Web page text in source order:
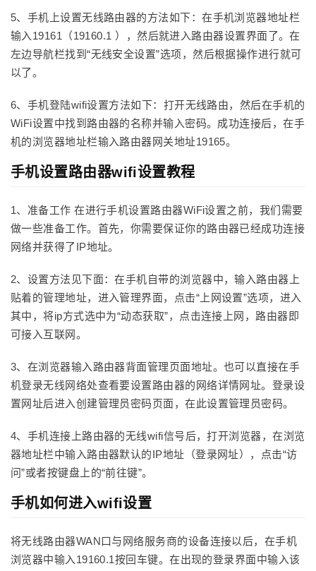
5、手机上设置无线路由器的方法如下：在手机浏览器地址栏
输入19161（19160.1 ），然后就进入路由器设置界面了。在
左边导航栏找到“无线安全设置”选项，然后根据操作进行就可
以了。
6、手机登陆wifi设置方法如下：打开无线路由，然后在手机的
WiFi设置中找到路由器的名称并输入密码。成功连接后，在手
机的浏览器地址栏输入路由器网关地址19165。
手机设置路由器wifi设置教程
1、准备工作 在进行手机设置路由器WiFi设置之前，我们需要
做一些准备工作。首先，你需要保证你的路由器已经成功连接
网络并获得了IP地址。
2、设置方法见下面：在手机自带的浏览器中，输入路由器上
贴着的管理地址，进入管理界面，点击“上网设置”选项，进入
其中，将ip方式选中为“动态获取”，点击连接上网，路由器即
可接入互联网。
3、在浏览器输入路由器背面管理页面地址。也可以直接在手
机登录无线网络处查看要设置路由器的网络详情网址。登录设
置网址后进入创建管理员密码页面，在此设置管理员密码。
4、手机连接上路由器的无线wifi信号后，打开浏览器，在浏览
器地址栏中输入路由器默认的IP地址（登录网址），点击“访
问”或者按键盘上的“前往键”。
手机如何进入wifi设置
将无线路由器WAN口与网络服务商的设备连接以后，在手机
浏览器中输入19160.1按回车键。在出现的登录界面中输入该